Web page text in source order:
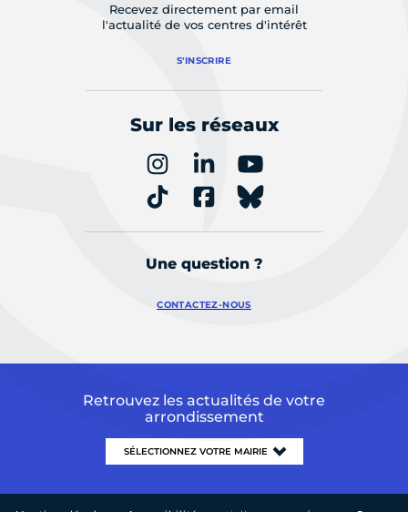
Recevez directement par email
l'actualité de vos centres d'intérêt
S'INSCRIRE
Sur les réseaux
Une question ?
CONTACTEZ-NOUS
Retrouvez les actualités de votre
arrondissement